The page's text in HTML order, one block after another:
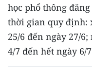
Media Kinh tế
Media Văn hóa
Media Xã hội
học phổ thông
thời gian quy định:
25/6 đến ngày 27/
4/7 đến hết ngày 6/